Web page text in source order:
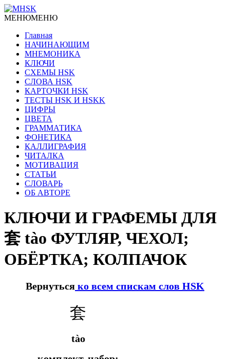
МЕНЮМЕНЮ
Главная
НАЧИНАЮЩИМ
МНЕМОНИКА
КЛЮЧИ
СХЕМЫ HSK
СЛОВА HSK
КАРТОЧКИ HSK
ТЕСТЫ HSK И HSKK
ЦИФРЫ
ЦВЕТА
ГРАММАТИКА
ФОНЕТИКА
КАЛЛИГРАФИЯ
ЧИТАЛКА
МОТИВАЦИЯ
СТАТЬИ
СЛОВАРЬ
ОБ АВТОРЕ
КЛЮЧИ И ГРАФЕМЫ ДЛЯ
套 tào ФУТЛЯР, ЧЕХОЛ;
ОБЁРТКА; КОЛПАЧОК
Вернуться ко всем спискам слов HSK
套
tào